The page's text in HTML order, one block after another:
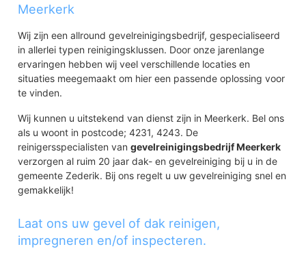
Meerkerk
Wij zijn een allround gevelreinigingsbedrijf, gespecialiseerd
in allerlei typen reinigingsklussen. Door onze jarenlange
ervaringen hebben wij veel verschillende locaties en
situaties meegemaakt om hier een passende oplossing voor
te vinden.
Wij kunnen u uitstekend van dienst zijn in Meerkerk. Bel ons
als u woont in postcode; 4231, 4243. De
reinigersspecialisten vangevelreinigingsbedrijf Meerkerk
verzorgen al ruim 20 jaar dak- en gevelreiniging bij u in de
gemeente Zederik. Bij ons regelt u uw gevelreiniging snel en
gemakkelijk!
Laat ons uw gevel of dak reinigen,
impregneren en/of inspecteren.